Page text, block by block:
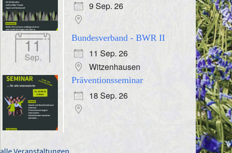
9 Sep. 26
11
Sep.
Bundesverband - BWR II
11 Sep. 26
Witzenhausen
Präventionsseminar
18 Sep. 26
alle Veranstaltungen